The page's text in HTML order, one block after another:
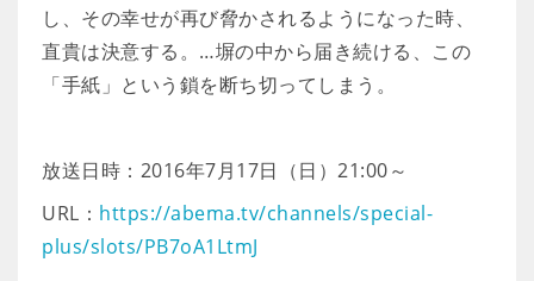
し、その幸せが再び脅かされるようになった時、
直貴は決意する。…塀の中から届き続ける、この
「手紙」という鎖を断ち切ってしまう。
放送日時：2016年7月17日（日）21:00～
URL： https://abema.tv/channels/special-
plus/slots/PB7oA1LtmJ